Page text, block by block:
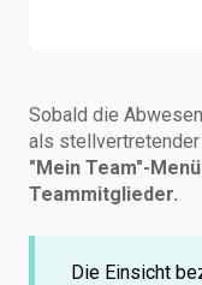
Sobald die
als stellvertretender
"Mein Team"-
Teammitglieder.
Die Einsicht